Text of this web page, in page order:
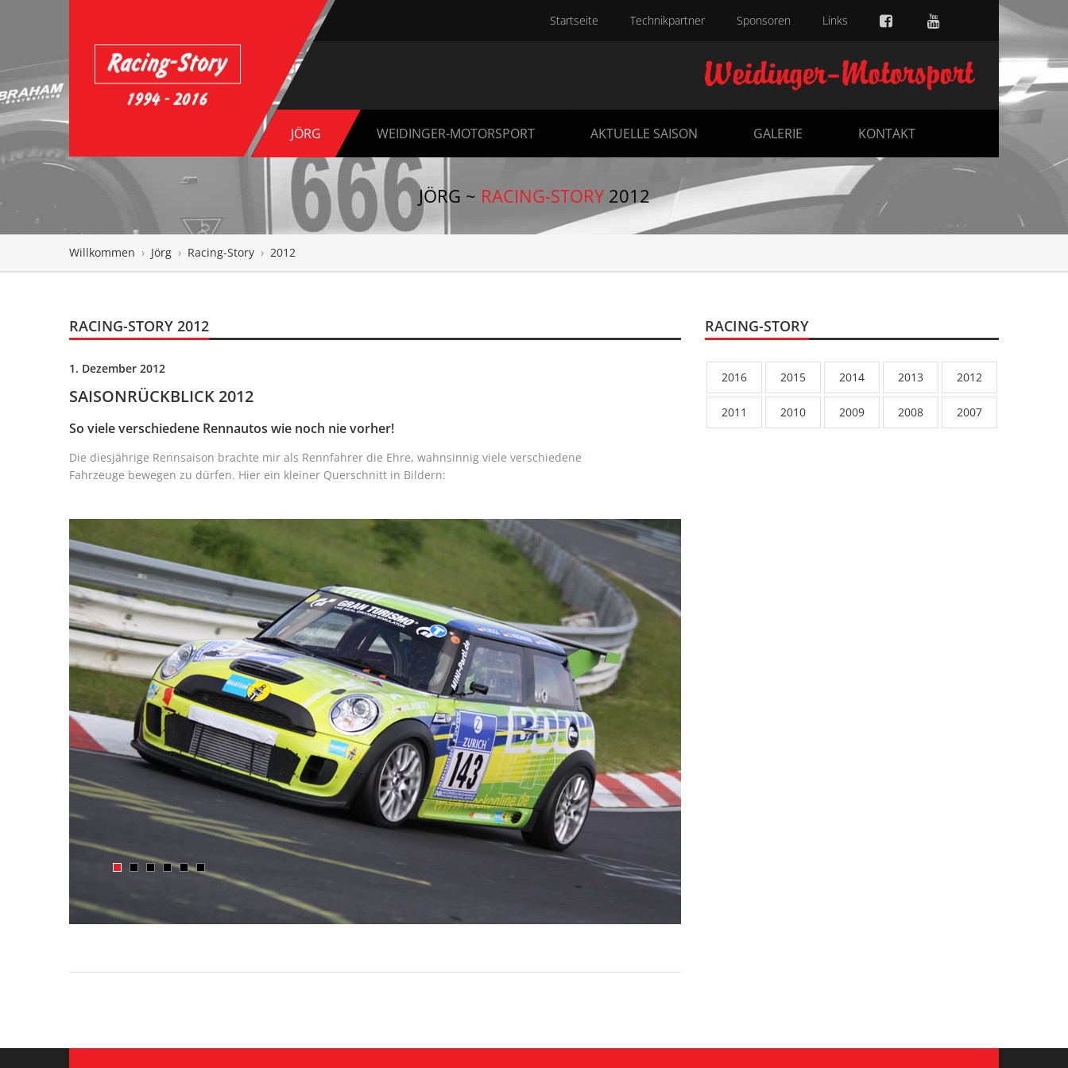
Startseite Technikpartner Sponsoren Links
JÖRG WEIDINGER-MOTORSPORT AKTUELLE SAISON GALERIE KONTAKT
JÖRG ~ RACING-STORY2012
Willkommen › Jörg › Racing-Story › 2012
RACING-STORY 2012
1. Dezember 2012
SAISONRÜCKBLICK 2012
So viele verschiedene Rennautos wie noch nie vorher!
Die diesjährige Rennsaison brachte mir als Rennfahrer die Ehre, wahnsinnig viele verschiedene
Fahrzeuge bewegen zu dürfen. Hier ein kleiner Querschnitt in Bildern:
RACING-STORY
2016 2015 2014 2013 2012
2011 2010 2009 2008 2007